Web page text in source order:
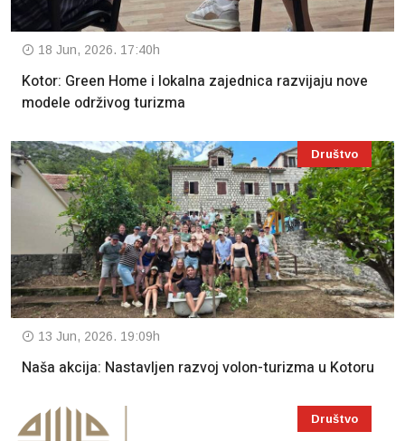
18 Jun, 2026. 17:40h
Kotor: Green Home i lokalna zajednica razvijaju nove
modele održivog turizma
Društvo
13 Jun, 2026. 19:09h
Naša akcija: Nastavljen razvoj volon-turizma u Kotoru
Društvo